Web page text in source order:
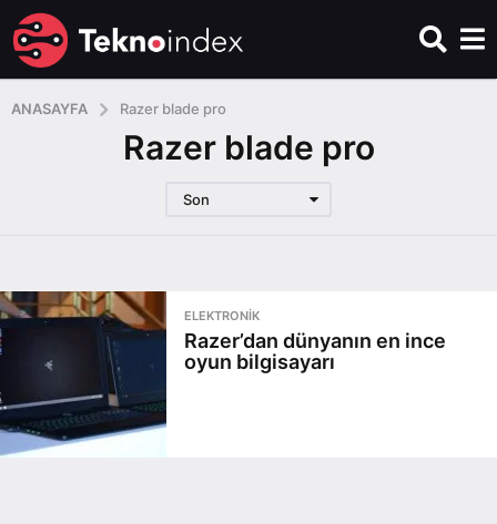
ANASAYFA Razer blade pro
Razer blade pro
Son
ELEKTRONIK
Razer’dan dünyanın en ince
oyun bilgisayarı